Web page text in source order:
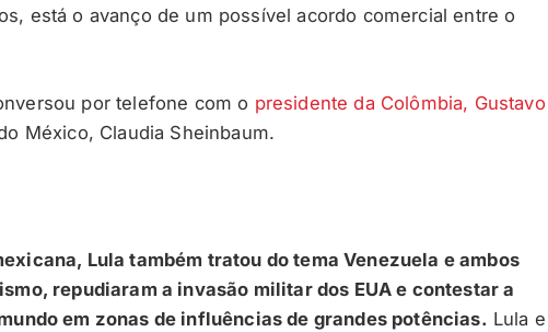
está o avanço de um possível acordo comercial entre o
por telefone com o presidente da Colômbia, Gustavo
México, Claudia Sheinbaum.
Lula também tratou do tema Venezuela e ambos
repudiaram a invasão militar dos EUA e contestar a
em zonas de influências de grandes potências. Lula e